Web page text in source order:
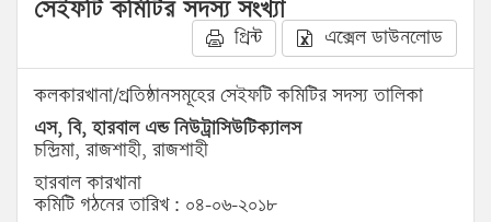
সেইফটি কমিটির সদস্য সংখ্যা
প্রিন্ট এক্সেল ডাউনলোড
কলকারখানা/প্রতিষ্ঠানসমূহের সেইফটি কমিটির সদস্য তালিকা
এস, বি, হারবাল এন্ড নিউট্রাসিউটিক্যালস
চন্দ্রিমা, রাজশাহী, রাজশাহী
হারবাল কারখানা
কমিটি গঠনের তারিখ : ০৪-০৬-২০১৮